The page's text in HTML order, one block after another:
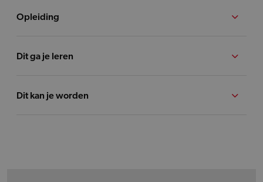
Opleiding
Dit ga je leren
Dit kan je worden